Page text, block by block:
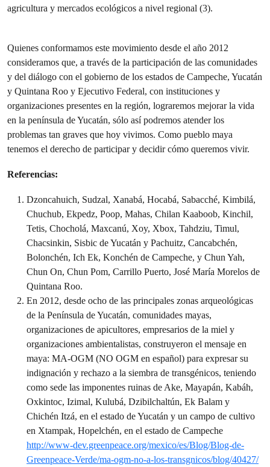
agricultura y mercados ecológicos a nivel regional (3).
Quienes conformamos este movimiento desde el año 2012
consideramos que, a través de la participación de las comunidades
y del diálogo con el gobierno de los estados de Campeche, Yucatán
y Quintana Roo y Ejecutivo Federal, con instituciones y
organizaciones presentes en la región, lograremos mejorar la vida
en la península de Yucatán, sólo así podremos atender los
problemas tan graves que hoy vivimos. Como pueblo maya
tenemos el derecho de participar y decidir cómo queremos vivir.
Referencias:
Dzoncahuich, Sudzal, Xanabá, Hocabá, Sabacché, Kimbilá,
Chuchub, Ekpedz, Poop, Mahas, Chilan Kaaboob, Kinchil,
Tetis, Chocholá, Maxcanú, Xoy, Xbox, Tahdziu, Timul,
Chacsinkin, Sisbic de Yucatán y Pachuitz, Cancabchén,
Bolonchén, Ich Ek, Konchén de Campeche, y Chun Yah,
Chun On, Chun Pom, Carrillo Puerto, José María Morelos de
Quintana Roo.
En 2012, desde ocho de las principales zonas arqueológicas
de la Península de Yucatán, comunidades mayas,
organizaciones de apicultores, empresarios de la miel y
organizaciones ambientalistas, construyeron el mensaje en
maya: MA-OGM (NO OGM en español) para expresar su
indignación y rechazo a la siembra de transgénicos, teniendo
como sede las imponentes ruinas de Ake, Mayapán, Kabáh,
Oxkintoc, Izimal, Kulubá, Dzibilchaltún, Ek Balam y
Chichén Itzá, en el estado de Yucatán y un campo de cultivo
en Xtampak, Hopelchén, en el estado de Campeche
http://www-dev.greenpeace.org/mexico/es/Blog/Blog-de-
Greenpeace-Verde/ma-ogm-no-a-los-transgnicos/blog/40427/